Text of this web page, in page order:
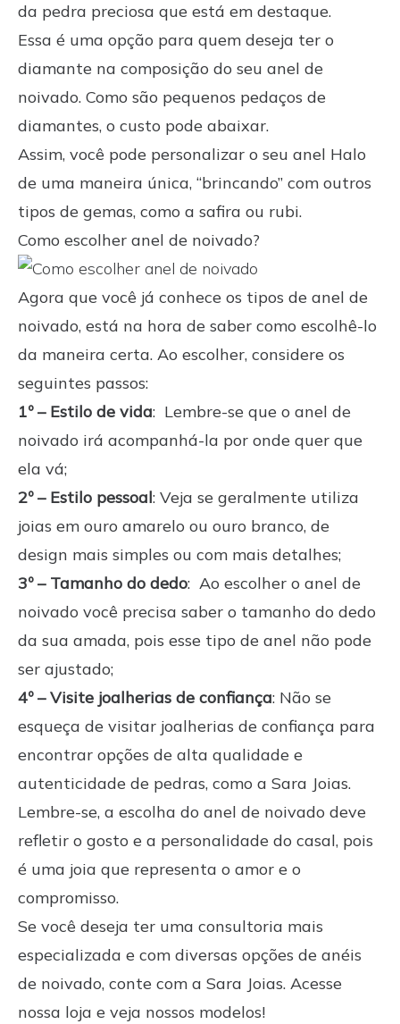
da pedra preciosa que está em destaque.
Essa é uma opção para quem deseja ter o
diamante na composição do seu anel de
noivado. Como são pequenos pedaços de
diamantes, o custo pode abaixar.
Assim, você pode personalizar o seu anel Halo
de uma maneira única, “brincando” com outros
tipos de gemas, como a safira ou rubi.
Como escolher anel de noivado?
Agora que você já conhece os tipos de anel de
noivado, está na hora de saber como escolhê-lo
da maneira certa. Ao escolher, considere os
seguintes passos:
1º – Estilo de vida: Lembre-se que o anel de
noivado irá acompanhá-la por onde quer que
ela vá;
2º – Estilo pessoal: Veja se geralmente utiliza
joias em ouro amarelo ou ouro branco, de
design mais simples ou com mais detalhes;
3º – Tamanho do dedo: Ao escolher o anel de
noivado você precisa saber o tamanho do dedo
da sua amada, pois esse tipo de anel não pode
ser ajustado;
4º – Visite joalherias de confiança: Não se
esqueça de visitar joalherias de confiança para
encontrar opções de alta qualidade e
autenticidade de pedras, como a Sara Joias.
Lembre-se, a escolha do anel de noivado deve
refletir o gosto e a personalidade do casal, pois
é uma joia que representa o amor e o
compromisso.
Se você deseja ter uma consultoria mais
especializada e com diversas opções de anéis
de noivado, conte com a Sara Joias. Acesse
nossa loja e veja nossos modelos!